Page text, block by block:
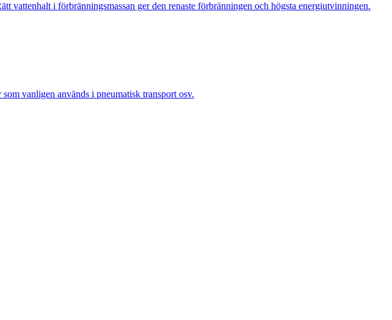
vattenhalt i förbränningsmassan ger den renaste förbränningen och högsta energiutvinningen.
vanligen används i pneumatisk transport osv.